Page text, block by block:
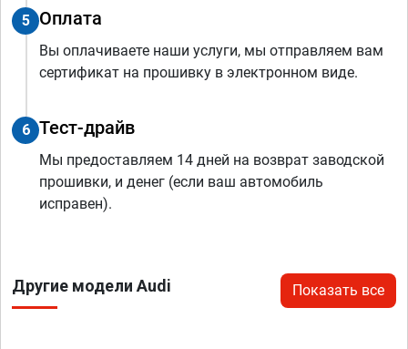
5 Оплата
Вы оплачиваете наши услуги, мы отправляем вам
сертификат на прошивку в электронном виде.
6 Тест-драйв
Мы предоставляем 14 дней на возврат заводской
прошивки, и денег (если ваш автомобиль
исправен).
Другие модели Audi Показать все